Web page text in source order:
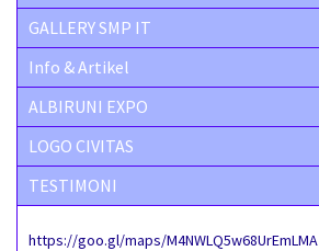
GALLERY SMP IT
Info & Artikel
ALBIRUNI EXPO
LOGO CIVITAS
TESTIMONI
https://goo.gl/maps/M4NWLQ5w68UrEmLMA